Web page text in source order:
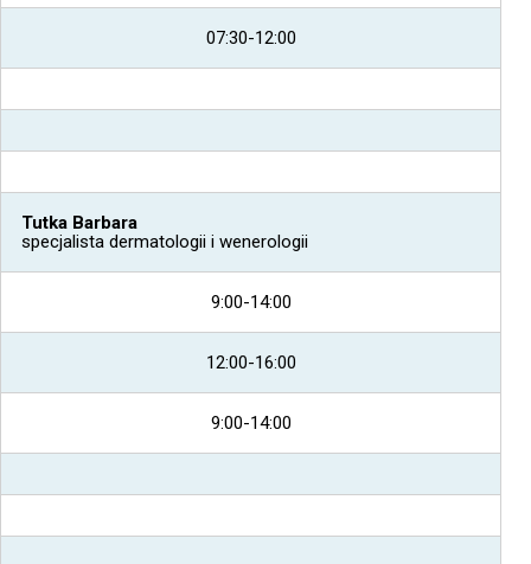
07:30-12:00
Tutka Barbara
specjalista dermatologii i wenerologii
9:00-14:00
12:00-16:00
9:00-14:00